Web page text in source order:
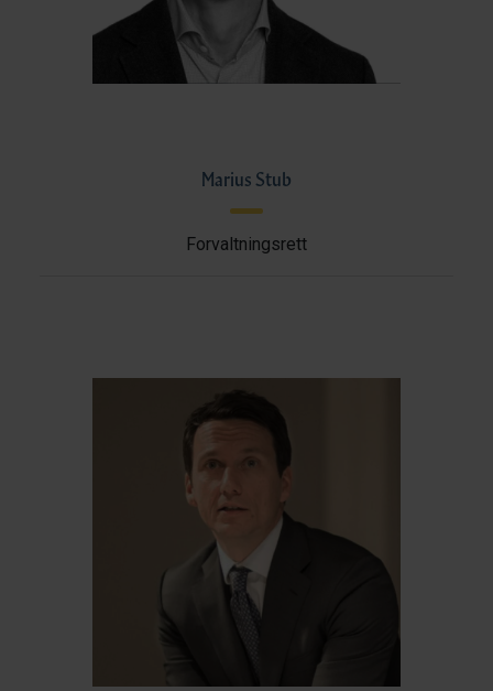
Marius Stub
Forvaltningsrett